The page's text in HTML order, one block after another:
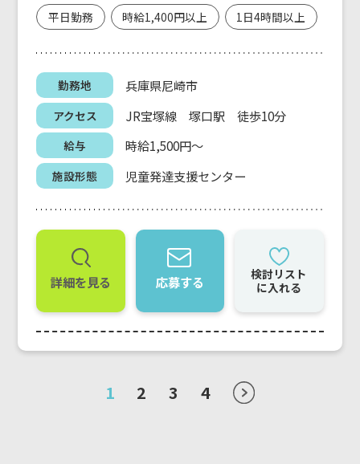
平日勤務
時給1,400円以上 1日4時間以上
勤務地 兵庫県尼崎市
アクセス JR宝塚線 塚口駅 徒歩10分
給与 時給1,500円～
施設形態 児童発達支援センター
詳細を見る 応募する
検討リスト
に入れる
1 2 3 4